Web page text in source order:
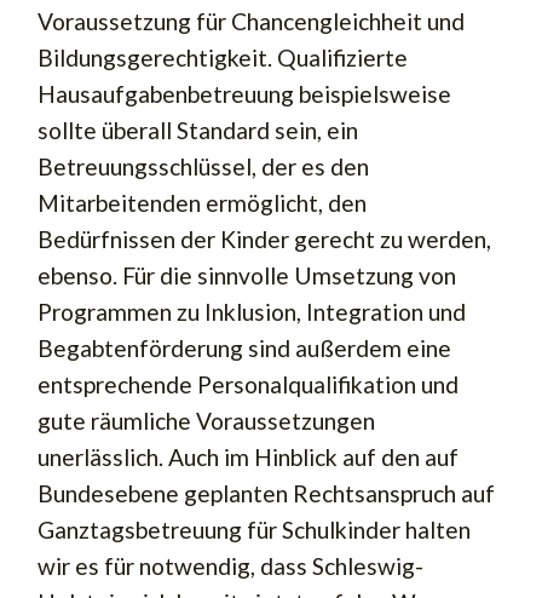
Voraussetzung für Chancengleichheit und
Bildungsgerechtigkeit. Qualifizierte
Hausaufgabenbetreuung beispielsweise
sollte überall Standard sein, ein
Betreuungsschlüssel, der es den
Mitarbeitenden ermöglicht, den
Bedürfnissen der Kinder gerecht zu werden,
ebenso. Für die sinnvolle Umsetzung von
Programmen zu Inklusion, Integration und
Begabtenförderung sind außerdem eine
entsprechende Personalqualifikation und
gute räumliche Voraussetzungen
unerlässlich. Auch im Hinblick auf den auf
Bundesebene geplanten Rechtsanspruch auf
Ganztagsbetreuung für Schulkinder halten
wir es für notwendig, dass Schleswig-